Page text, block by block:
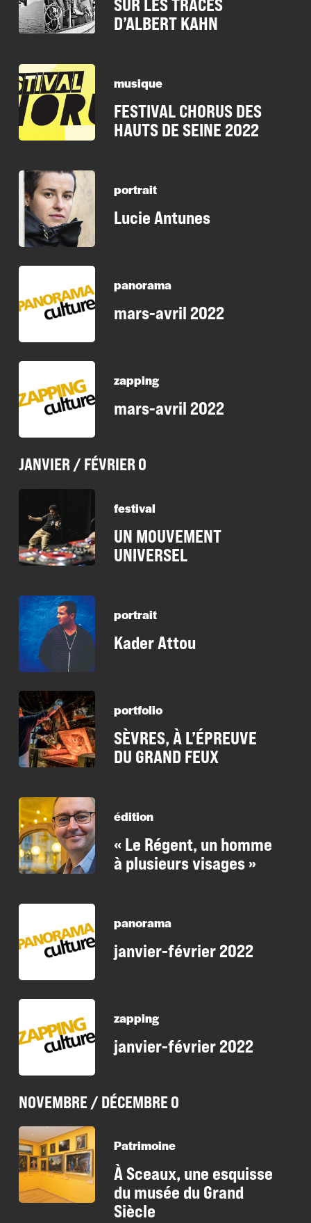
SUR LES TRACES
D’ALBERT KAHN
musique
FESTIVAL CHORUS DES
HAUTS DE SEINE 2022
portrait
Lucie Antunes
panorama
mars-avril 2022
zapping
mars-avril 2022
JANVIER / FÉVRIER 0
festival
UN MOUVEMENT
UNIVERSEL
portrait
Kader Attou
portfolio
SÈVRES, À L’ÉPREUVE
DU GRAND FEUX
édition
« Le Régent, un homme
à plusieurs visages »
panorama
janvier-février 2022
zapping
janvier-février 2022
NOVEMBRE / DÉCEMBRE 0
Patrimoine
À Sceaux, une esquisse
du musée du Grand
Siècle